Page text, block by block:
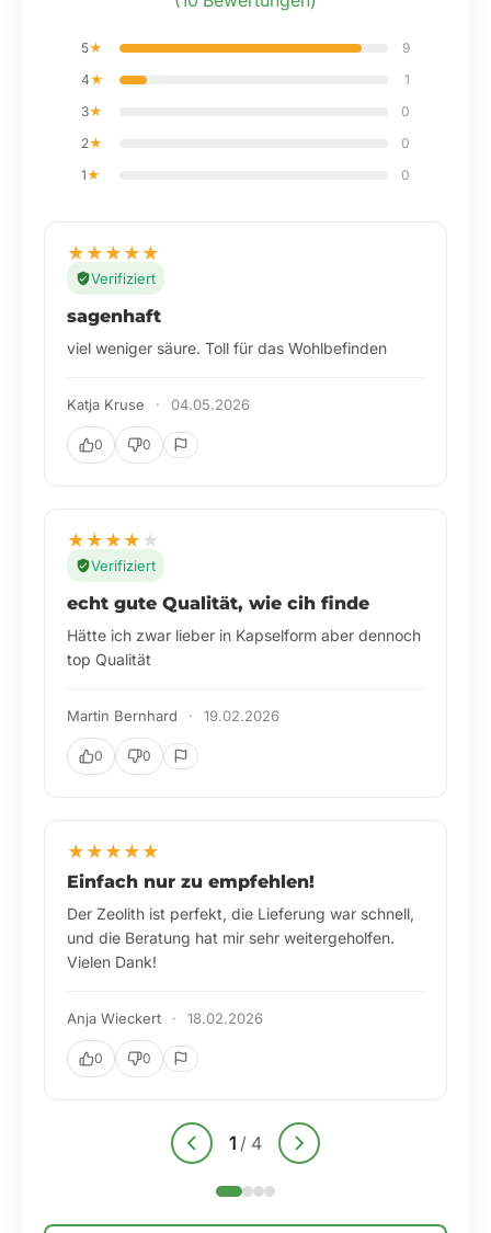
5★
9
4★
1
3★
0
2★
0
1★ 0
★★★★★
Verifiziert
Richtig zufrieden seit Jahren
seit Jahren mein Begleiter, dieser Zeolith! Top
Katharina Köhler · 18.02.2026
0 0
★★★★★
Verifiziert
Qualität ist konstant gut
Seit wir den Zeolith von Yesbalance nutzen, sind
wir überzeugt. Die Qualität ist konstant gut, und
Lisa und Tom ·
0 0
★★★★★
Immer wieder gerne!
Die Lieferung war superschnell, und der Zeolith
bestens aufgehoben.
Frank Behrendt
2/4